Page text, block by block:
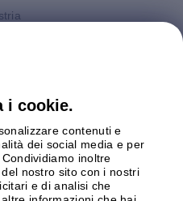
i cookie.
contenuti e
dei social media e per
inoltre
nostro sito con i nostri
e di analisi che